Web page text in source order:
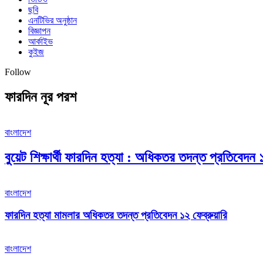
ছবি
এনটিভির অনুষ্ঠান
বিজ্ঞাপন
আর্কাইভ
কুইজ
Follow
ফারদিন নূর পরশ
বাংলাদেশ
বুয়েট শিক্ষার্থী ফারদিন হত্যা : অধিকতর তদন্ত প্রতিবেদন
বাংলাদেশ
ফারদিন হত্যা মামলার অধিকতর তদন্ত প্রতিবেদন ১২ ফেব্রুয়ারি
বাংলাদেশ